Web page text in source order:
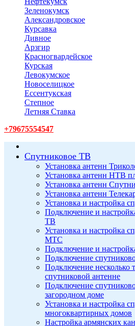
Зеленокумск
Александровское
Курсавка
Дивное
Арзгир
Красногвардейское
Курская
Левокумское
Новоселицкое
Ессентукская
Степное
Летняя Ставка
+79675554547
Спутниковое ТВ
Установка антенн
Установка антенн НТВ
Установка антенн
Установка антенн
Установка и настройка
Подключение и
ТВ
Установка и настройка
МТС
Подключение и
Подключение
Подключение несколько
спутниковой антенне
Подключение
загородном доме
Установка и настройка
многоквартирных домов
Настройка армянских